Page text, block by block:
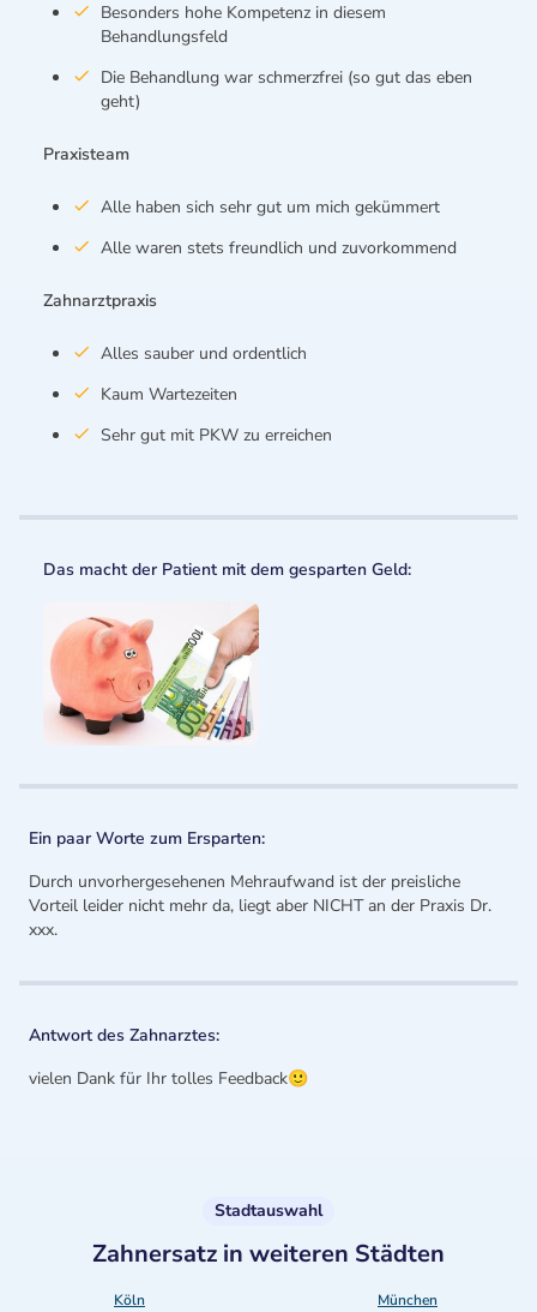
Besonders hohe Kompetenz in diesem
Behandlungsfeld
Die Behandlung war schmerzfrei (so gut das eben
geht)
Praxisteam
Alle haben sich sehr gut um mich gekümmert
Alle waren stets freundlich und zuvorkommend
Zahnarztpraxis
Alles sauber und ordentlich
Kaum Wartezeiten
Sehr gut mit PKW zu erreichen
Das macht der Patient mit dem gesparten Geld:
Ein paar Worte zum Ersparten:
Durch unvorhergesehenen Mehraufwand ist der preisliche
Vorteil leider nicht mehr da, liegt aber NICHT an der Praxis Dr.
xxx.
Antwort des Zahnarztes:
vielen Dank für Ihr tolles Feedback🙂
Stadtauswahl
Zahnersatz in weiteren Städten
Köln
München